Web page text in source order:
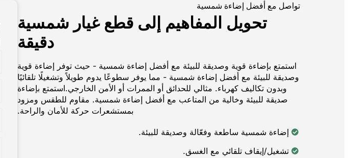
تواصل مع أفضل إضاءة شمسية
تحويل المفاهيم إلى قطع غيار شمسية
دقيقة
استمتع بإضاءة قوية وصديقة للبيئة مع أفضل إضاءة شمسية - حيث توفر إضاءة قوية
وصديقة للبيئة مع أفضل إضاءة شمسية - مما يوفر سطوعًا يدوم طويلاً وتشغيلًا تلقائيًا
وبدون تكاليف كهرباء. مثالي للحدائق أو الممرات أو الأمن الخارجي.استمتع بإضاءة
صديقة للبيئة وخالية من المتاعب مع أفضل إضاءة شمسية. مقاوم للطقس ومزود
بمستشعرات حركة للأمان والراحة.
إضاءة شمسية ساطعة وفعّالة وصديقة للبيئة.
تشغيل/إيقاف تلقائي مع الغسق.